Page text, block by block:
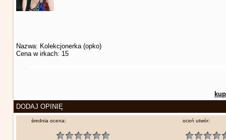
Nazwa: Kolekcjonerka (opko)
Cena w irkach: 15
DODAJ OPINIĘ
średnia ocena: oceń utwór: